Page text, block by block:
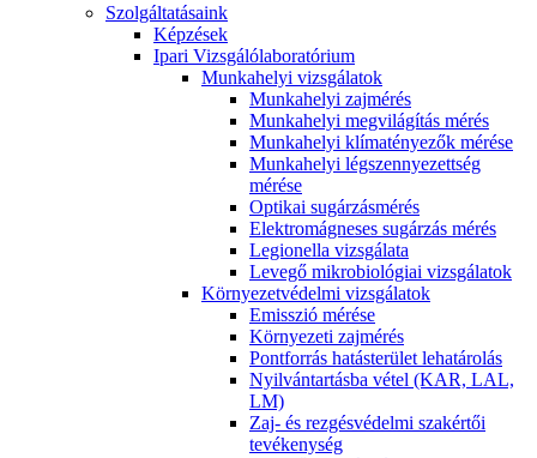
Szolgáltatásaink
Képzések
Ipari Vizsgálólaboratórium
Munkahelyi vizsgálatok
Munkahelyi zajmérés
Munkahelyi megvilágítás mérés
Munkahelyi klímatényezők mérése
Munkahelyi légszennyezettség
mérése
Optikai sugárzásmérés
Elektromágneses sugárzás mérés
Legionella vizsgálata
Levegő mikrobiológiai vizsgálatok
Környezetvédelmi vizsgálatok
Emisszió mérése
Környezeti zajmérés
Pontforrás hatásterület lehatárolás
Nyilvántartásba vétel (KAR, LAL,
LM)
Zaj- és rezgésvédelmi szakértői
tevékenység